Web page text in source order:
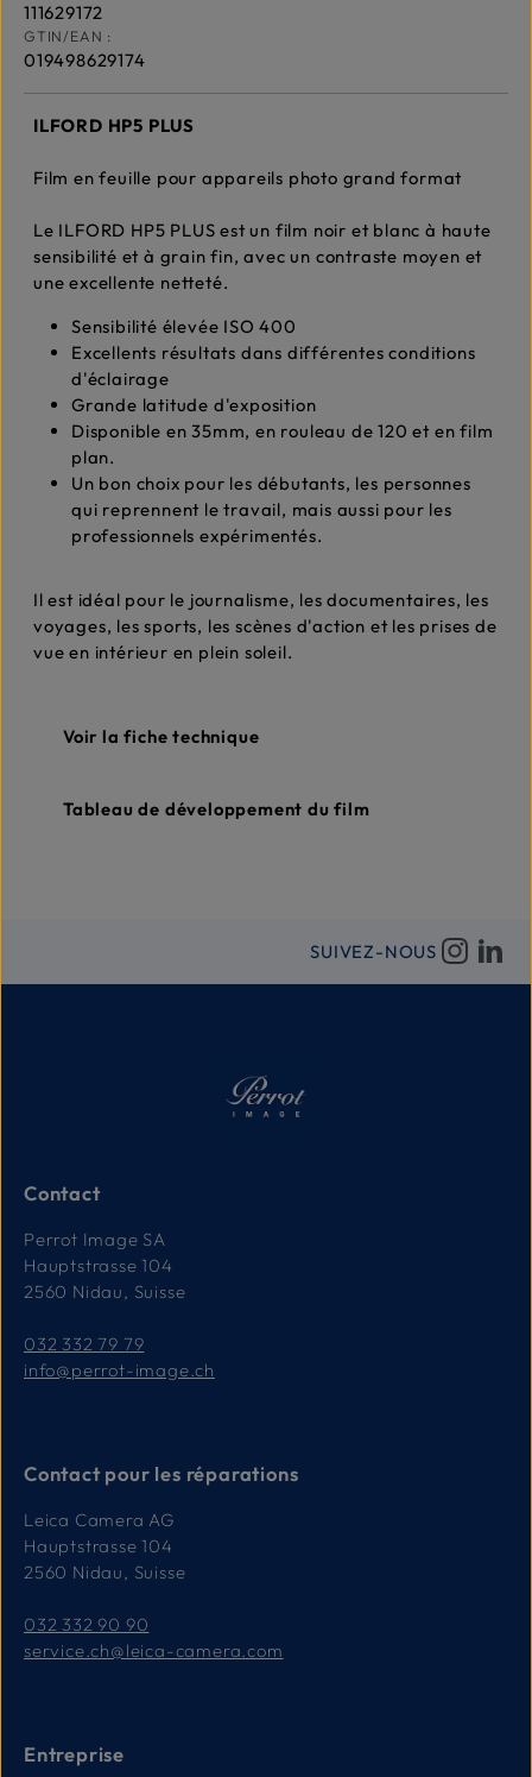
111629172
GTIN/EAN :
019498629174
ILFORD HP5 PLUS
Film en feuille pour appareils photo grand format
Le ILFORD HP5 PLUS est un film noir et blanc à haute
sensibilité et à grain fin, avec un contraste moyen et
une excellente netteté.
Sensibilité élevée ISO 400
Excellents résultats dans différentes conditions
d'éclairage
Grande latitude d'exposition
Disponible en 35mm, en rouleau de 120 et en film
plan.
Un bon choix pour les débutants, les personnes
qui reprennent le travail, mais aussi pour les
professionnels expérimentés.
Il est idéal pour le journalisme, les documentaires, les
voyages, les sports, les scènes d'action et les prises de
vue en intérieur en plein soleil.
Voir la fiche technique
Tableau de développement du film
SUIVEZ-NOUS
Contact
Perrot Image SA
Hauptstrasse 104
2560 Nidau, Suisse
032 332 79 79
info@perrot-image.ch
Contact pour les réparations
Leica Camera AG
Hauptstrasse 104
2560 Nidau, Suisse
032 332 90 90
service.ch@leica-camera.com
Entreprise